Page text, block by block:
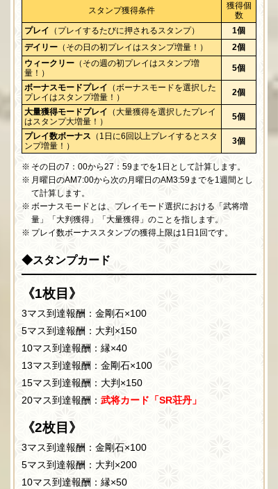
スタンプ獲得条件
獲得個
数
プレイ （プレイするたびに押されるスタンプ）
1個
デイリー （その日の初プレイはスタンプ増量！）
2個
ウィークリー （その週の初プレイはスタンプ増
量！）
5個
ボーナスモードプレイ （ボーナスモードを選択した
プレイはスタンプ増量！）
2個
大量獲得モードプレイ （大量獲得を選択したプレイ
はスタンプ大増量！）
5個
プレイ数ボーナス （1日に6回以上プレイするとスタ
ンプ増量！）
3個
その日の7：00から27：59までを1日として計算します。
月曜日のAM7:00から次の月曜日のAM3:59までを1週間とし
て計算します。
ボーナスモードとは、プレイモード選択における「武将増
量」「大判獲得」「大量獲得」のことを指します。
プレイ数ボーナススタンプの獲得上限は1日1回です。
◆スタンプカード
《1枚目》
3マス到達報酬：金剛石×100
5マス到達報酬：大判×150
10マス到達報酬：縁×40
13マス到達報酬：金剛石×100
15マス到達報酬：大判×150
20マス到達報酬： 武将カード「SR荘丹」
《2枚目》
3マス到達報酬：金剛石×100
5マス到達報酬：大判×200
10マス到達報酬：縁×50